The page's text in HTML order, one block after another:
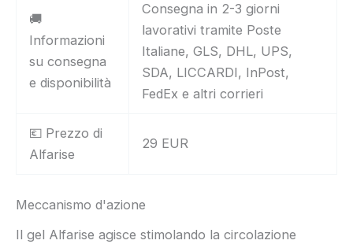
🚚
Informazioni
su consegna
e disponibilità
Consegna in 2-3 giorni
lavorativi tramite Poste
Italiane, GLS, DHL, UPS,
SDA, LICCARDI, InPost,
FedEx e altri corrieri
💶 Prezzo di
Alfarise
29 EUR
Meccanismo d'azione
Il gel Alfarise agisce stimolando la circolazione